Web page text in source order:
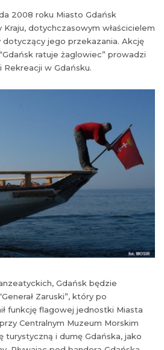
2008 roku Miasto Gdańsk
Kraju, dotychczasowym właścicielem
jego przekazania. Akcję
ratuje żaglowiec” prowadzi
Rekreacji w Gdańsku.
Gdańsk będzie
Zaruski”, który po
funkcję flagowej jednostki Miasta
Centralnym Muzeum Morskim
turystyczną i dumę Gdańska, jako